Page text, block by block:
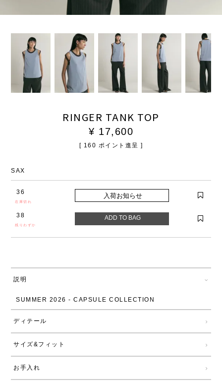
RINGER TANK TOP
¥ 17,600
[ 160 ポイント進呈 ]
SAX
36
在庫切れ
38
残りわずか
説明
SUMMER 2026 - CAPSULE COLLECTION
ディテール
サイズ&フィット
お手入れ